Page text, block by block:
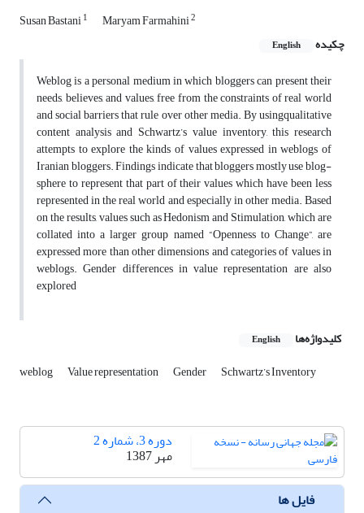
Susan Bastani1 Maryam Farmahini2
چکیده English
Weblog is a personal medium in which bloggers can present their
needs, believes, and values, free from the constraints of real world
and social barriers that rule over other media. By usingqualitative
content analysis and Schwartz’s value inventory, this research
attempts to explore the kinds of values expressed in weblogs of
Iranian bloggers. Findings indicate that bloggers mostly use blog-
sphere to represent that part of their values which have been less
represented in the real world and especially in other media. Based
on the results, values such as Hedonism and Stimulation, which are
collated into a larger group named “Openness to Change”, are
expressed more than other dimensions and categories of values in
weblogs. Gender differences in value representation are also
explored
کلیدواژه‌ها English
weblog Value representation Gender Schwartz’s Inventory
دوره 3، شماره 2
مهر 1387
فایل ها